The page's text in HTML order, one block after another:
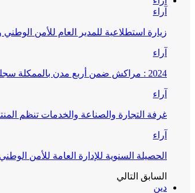
آراء
زيارة استطلاعية للمدير العام للأمن
آراء
2024 : مراكش ضمن أربع مدن بالممكلة سجلت مامجموعه 656 قضية تتعلق بغسيل الأموال
آراء
غرفة التجارة والصناعة والخدمات تنظم
آراء
الحصيلة السنوية للإدارة العامة للأمن الوطني 2024
السابق التالي
دين